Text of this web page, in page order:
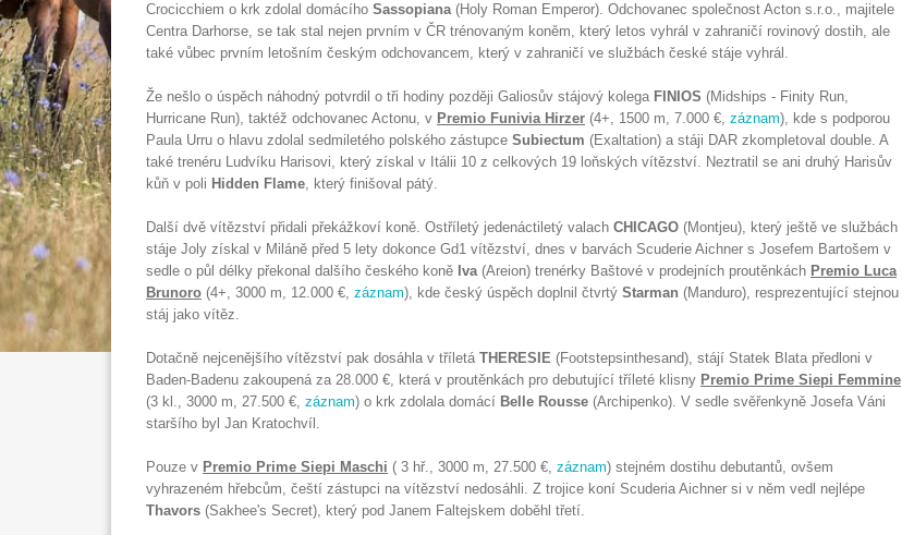
Crocicchiem o krk zdolal domácího Sassopiana(Holy Roman Emperor). Odchovanec společnost Acton s.r.o., majitele
Centra Darhorse, se tak stal nejen prvním v ČR trénovaným koněm, který letos vyhrál v zahraničí rovinový dostih, ale
také vůbec prvním letošním českým odchovancem, který v zahraničí ve službách české stáje vyhrál.
Že nešlo o úspěch náhodný potvrdil o tři hodiny později Galiosův stájový kolega FINIOS (Midships - Finity Run,
Hurricane Run), taktéž odchovanec Actonu, v Premio Funivia Hirzer (4+, 1500 m, 7.000 €, záznam), kde s podporou
Paula Urru o hlavu zdolal sedmiletého polského zástupce Subiectum (Exaltation) a stáji DAR zkompletoval double. A
také trenéru Ludvíku Harisovi, který získal v Itálii 10 z celkových 19 loňských vítězství. Neztratil se ani druhý Harisův
kůň v poli Hidden Flame, který finišoval pátý.
Další dvě vítězství přidali překážkoví koně. Ostříletý jedenáctiletý valach CHICAGO (Montjeu), který ještě ve službách
stáje Joly získal v Miláně před 5 lety dokonce Gd1 vítězství, dnes v barvách Scuderie Aichner s Josefem Bartošem v
sedle o půl délky překonal dalšího českého koně Iva(Areion) trenérky Baštové v prodejních proutěnkách Premio Luca
Brunoro (4+, 3000 m, 12.000 €, záznam), kde český úspěch doplnil čtvrtý Starman (Manduro), resprezentující stejnou
stáj jako vítěz.
Dotačně nejcenějšího vítězství pak dosáhla v tříletá THERESIE (Footstepsinthesand), stájí Statek Blata předloni v
Baden-Badenu zakoupená za 28.000 €, která v proutěnkách pro debutující tříleté klisny Premio Prime Siepi Femmine
(3 kl., 3000 m, 27.500 €, záznam) o krk zdolala domácí Belle Rousse (Archipenko). V sedle svěřenkyně Josefa Váni
staršího byl Jan Kratochvíl.
Pouze v Premio Prime Siepi Maschi ( 3 hř., 3000 m, 27.500 €, záznam) stejném dostihu debutantů, ovšem
vyhrazeném hřebcům, čeští zástupci na vítězství nedosáhli. Z trojice koní Scuderia Aichner si v něm vedl nejlépe
Thavors (Sakhee's Secret), který pod Janem Faltejskem doběhl třetí.